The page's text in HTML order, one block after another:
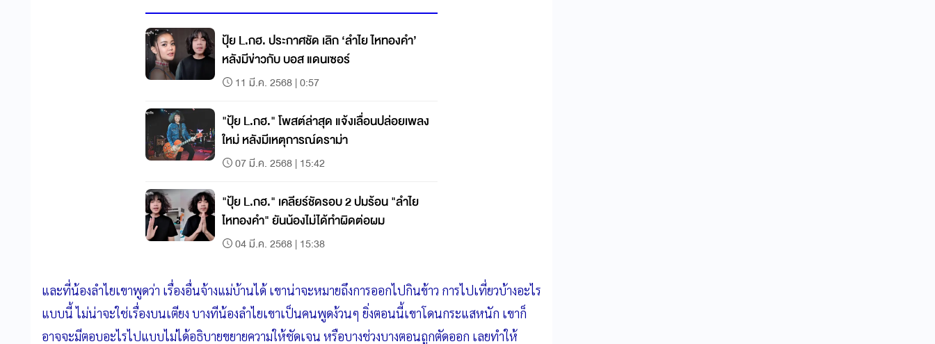
ปุ้ย L.กฮ. ประกาศชัด เลิก ‘ลำไย ไหทองคำ’
หลังมีข่าวกับ บอส แดนเซอร์
11 มี.ค. 2568 | 0:57
"ปุ้ย L.กฮ." โพสต์ล่าสุด แจ้งเลื่อนปล่อยเพลง
ใหม่ หลังมีเหตุการณ์ดราม่า
07 มี.ค. 2568 | 15:42
"ปุ้ย L.กฮ." เคลียร์ชัดรอบ 2 ปมร้อน "ลำไย
ไหทองคำ" ยันน้องไม่ได้ทำผิดต่อผม
04 มี.ค. 2568 | 15:38
และที่น้องลำไยเขาพูดว่า เรื่องอื่นจ้างแม่บ้านได้ เขาน่าจะหมายถึงการออกไปกินข้าว การไปเที่ยวบ้างอะไร
แบบนี้ ไม่น่าจะใช่เรื่องบนเตียง บางทีน้องลำไยเขาเป็นคนพูดง้วนๆ ยิ่งตอนนี้เขาโดนกระแสหนัก เขาก็
อาจจะมีตอบอะไรไปแบบไม่ได้อธิบายขยายความให้ชัดเจน หรือบางช่วงบางตอนถูกตัดออก เลยทำให้